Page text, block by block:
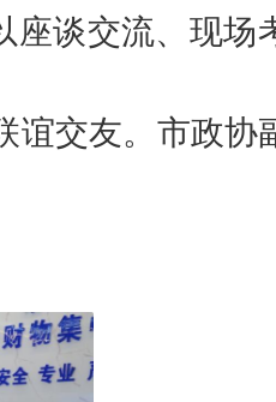
谈交流、现场
谊交友。市政协